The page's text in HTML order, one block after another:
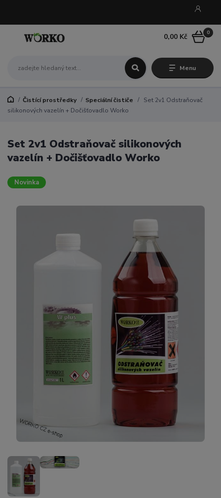
Menu
0
0,00 Kč
Čistící prostředky Speciální čističe
Set 2v1 Odstraňovač
silikonových vazelín + Dočišťovadlo Worko
Set 2v1 Odstraňovač silikonových
vazelín + Dočišťovadlo Worko
Novinka